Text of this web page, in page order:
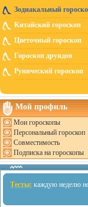
Зодиакальный
Китайский гороскоп
Цветочный гороскоп
Гороскоп друидов
Рунический гороскоп
Мой профиль
Мои гороскопы
Персональный гороскоп
Совместимость
Подписка на гороскопы
Тесты: каждую неделю